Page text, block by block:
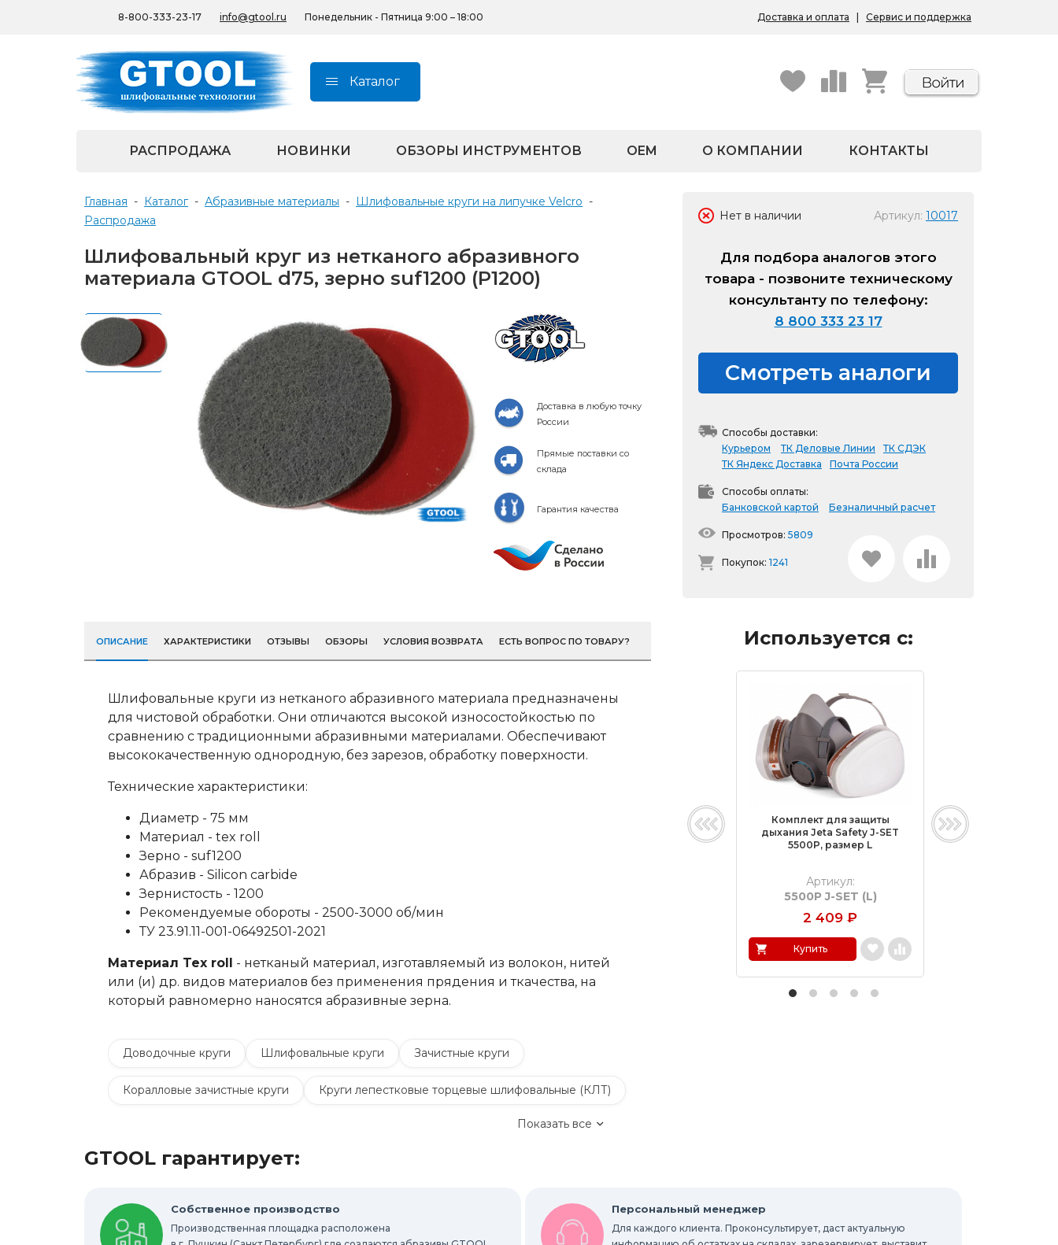
8-800-333-23-17 info@gtool.ru Понедельник - Пятница 9:00 – 18:00 Доставка и оплата Сервис и поддержка
Каталог
РАСПРОДАЖА НОВИНКИ ОБЗОРЫ ИНСТРУМЕНТОВ OEM О КОМПАНИИ КОНТАКТЫ
Главная - Каталог - Абразивные материалы - Шлифовальные круги на липучке Velcro -
Распродажа
Шлифовальный круг из нетканого абразивного
материала GTOOL d75, зерно suf1200 (P1200)
Доставка в любую точку
России
Прямые поставки со
склада
Гарантия качества
Нет в наличии Артикул: 10017
Для подбора аналогов этого
товара - позвоните техническому
консультанту по телефону:
8 800 333 23 17
Смотреть аналоги
Способы доставки:
Курьером
ТК Деловые Линии
ТК СДЭК
ТК Яндекс Доставка
Почта России
Способы оплаты:
Банковской картой
Безналичный расчет
Просмотров: 5809
Покупок: 1241
ОПИСАНИЕ ХАРАКТЕРИСТИКИ ОТЗЫВЫ ОБЗОРЫ УСЛОВИЯ ВОЗВРАТА ЕСТЬ ВОПРОС ПО ТОВАРУ?
Шлифовальные круги из нетканого абразивного материала предназначены
для чистовой обработки. Они отличаются высокой износостойкостью по
сравнению с традиционными абразивными материалами. Обеспечивают
высококачественную однородную, без зарезов, обработку поверхности.
Технические характеристики:
Диаметр - 75 мм
Материал - tex roll
Зерно - suf1200
Абразив - Silicon carbide
Зернистость - 1200
Рекомендуемые обороты - 2500-3000 об/мин
ТУ 23.91.11-001-06492501-2021
Материал Tex roll - нетканый материал, изготавляемый из волокон, нитей
или (и) др. видов материалов без применения прядения и ткачества, на
который равномерно наносятся абразивные зерна.
Доводочные круги Шлифовальные круги Зачистные круги
Коралловые зачистные круги Круги лепестковые торцевые шлифовальные (КЛТ)
Шлифовальные валики Фибровые круги
Абразивные шлифовальные головки
Круги с креплением Roloc™ Шлифовальные абразивные ленты
Показать все
Используется с:
Комплект для защиты
дыхания Jeta Safety J-SET
5500P, размер L
Артикул:
5500P J-SET (L)
2 409 ₽
Купить
Противопылевой
Jeta Safety Dust
GTOOL гарантирует:
Собственное производство
Производственная площадка расположена
Персональный менеджер
Для каждого клиента. Проконсультирует, даст актуальную